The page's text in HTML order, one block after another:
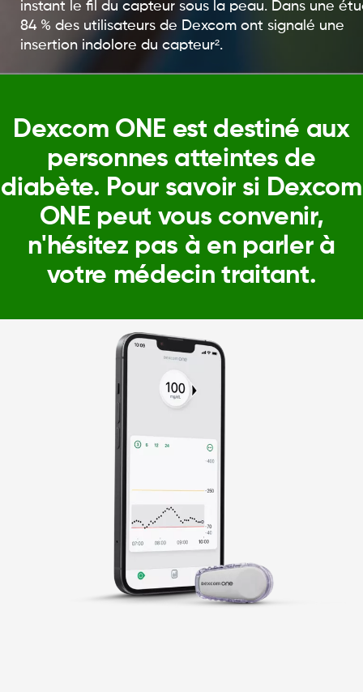
instant le fil du capteur sous la peau. Dans une
84 % des utilisateurs de Dexcom ont signalé une
insertion indolore du capteur².
Dexcom ONE est destiné aux
personnes atteintes de
diabète. Pour savoir si Dexcom
ONE peut vous convenir,
n'hésitez pas à en parler à
votre médecin traitant.